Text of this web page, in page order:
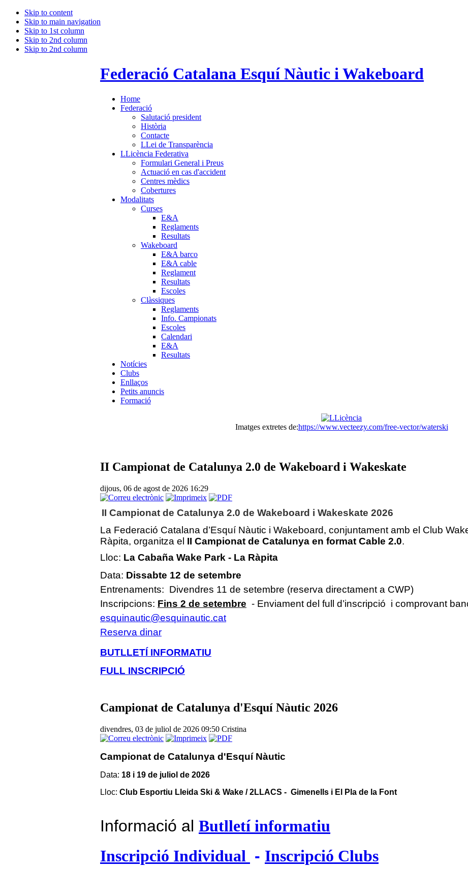
Skip to content
Skip to main navigation
Skip to 1st column
Skip to 2nd column
Skip to 2nd column
Federació Catalana Esquí Nàutic i Wakeboard
Home
Federació
Salutació president
Història
Contacte
LLei de Transparència
LLicència Federativa
Formulari General i Preus
Actuació en cas d'accident
Centres mèdics
Cobertures
Modalitats
Curses
E&A
Reglaments
Resultats
Wakeboard
E&A barco
E&A cable
Reglament
Resultats
Escoles
Clàssiques
Reglaments
Info. Campionats
Escoles
Calendari
E&A
Resultats
Notícies
Clubs
Enllaços
Petits anuncis
Formació
Imatges extretes de:https://www.vecteezy.com/free-vector/waterski
II Campionat de Catalunya 2.0 de Wakeboard i Wakeskate
dijous, 06 de agost de 2026 16:29
II Campionat de Catalunya 2.0 de Wakeboard i Wakeskate 2026
La Federació Catalana d’Esquí Nàutic i Wakeboard, conjuntament amb el Club
Ràpita, organitza el II Campionat de Catalunya en format Cable 2.0.
Lloc: La Cabaña Wake Park - La Ràpita
Data: Dissabte 12 de setembre
Entrenaments: Divendres 11 de setembre (reserva directament a CWP)
Inscripcions: Fins 2 de setembre - Enviament del full d’inscripció i comprovant
esquinautic@esquinautic.cat
Reserva dinar
BUTLLETÍ INFORMATIU
FULL INSCRIPCIÓ
Campionat de Catalunya d'Esquí Nàutic 2026
divendres, 03 de juliol de 2026 09:50 Cristina
Campionat de Catalunya d'Esquí Nàutic
Data: 18 i 19 de juliol de 2026
Lloc: Club Esportiu Lleida Ski & Wake / 2LLACS - Gimenells i El Pla de la Font
Informació al Butlletí informatiu
Inscripció Individual - Inscripció Clubs